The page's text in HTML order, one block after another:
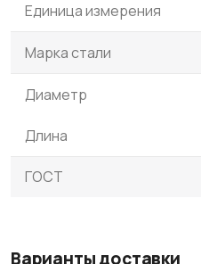
Единица измерения
Марка стали
Диаметр
Длина
ГОСТ
Варианты доставки